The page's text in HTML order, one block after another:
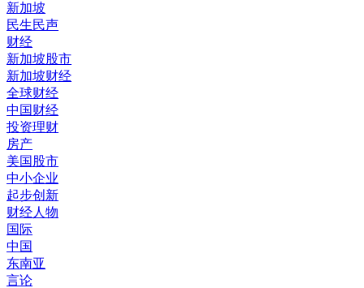
新加坡
民生民声
财经
新加坡股市
新加坡财经
全球财经
中国财经
投资理财
房产
美国股市
中小企业
起步创新
财经人物
国际
中国
东南亚
言论